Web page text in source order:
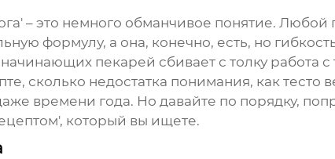
– это немного обманчивое понятие.
формулу, а она, конечно, есть, но
пекарей сбивает с толку работа
сколько недостатка понимания, как тесто
времени года. Но давайте по порядку,
который вы ищете.